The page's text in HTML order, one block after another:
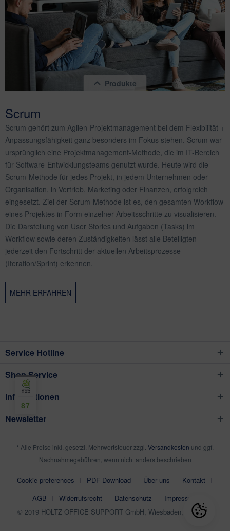
Produkte
magnetoplan Scrumboard mobil, XL-Set,
Inhalt 1 Stück
641,41 € *
Scrum
Scrum gehört zum Agilen-Projektmanagement bei dem Flexibilität +
Anpassungsfähigkeit ganz besonders im Fokus stehen. Scrum war
ursprünglich eine Projektmanagement-Methode, die im IT-Bereich
für Software-Entwicklungsteams genutzt wurde. Heute wird die
Scrum-Methode für jedes Projekt, in jedem Unternehmen oder
Organisation, in Vertrieb, Marketing oder Finanzen, erfolgreich
eingesetzt. Ziel der Scrum-Methode ist es, den gesamten Workflow
eines Projektes in Form einzelner Arbeitsschritte zu visualisieren.
Die Darstellung von User Stories und Aufgaben (Tasks) im
Workflow sowie deren Zuständigkeiten lässt alle Beteiligten
jederzeit den Fortschritt der aktuellen Arbeitsprozesse
(Iteration/Sprint) erkennen.
MEHR ERFAHREN
Service Hotline
Shop Service
Informationen
Newsletter
* Alle Preise inkl. gesetzl. Mehrwertsteuer zzgl. Versandkosten und ggf.
Nachnahmegebühren, wenn nicht anders beschrieben
Cookie preferences PDF-Download Über uns
Kontakt
AGB
Widerrufsrecht Datenschutz
Impressum
© 2019 HOLTZ OFFICE SUPPORT GmbH, Wiesbaden, Germany
87